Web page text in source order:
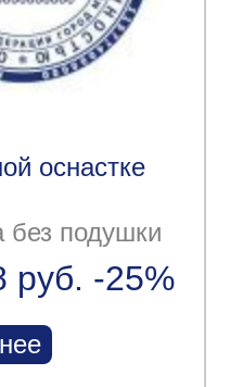
оснастке
без подушки
руб. -25%